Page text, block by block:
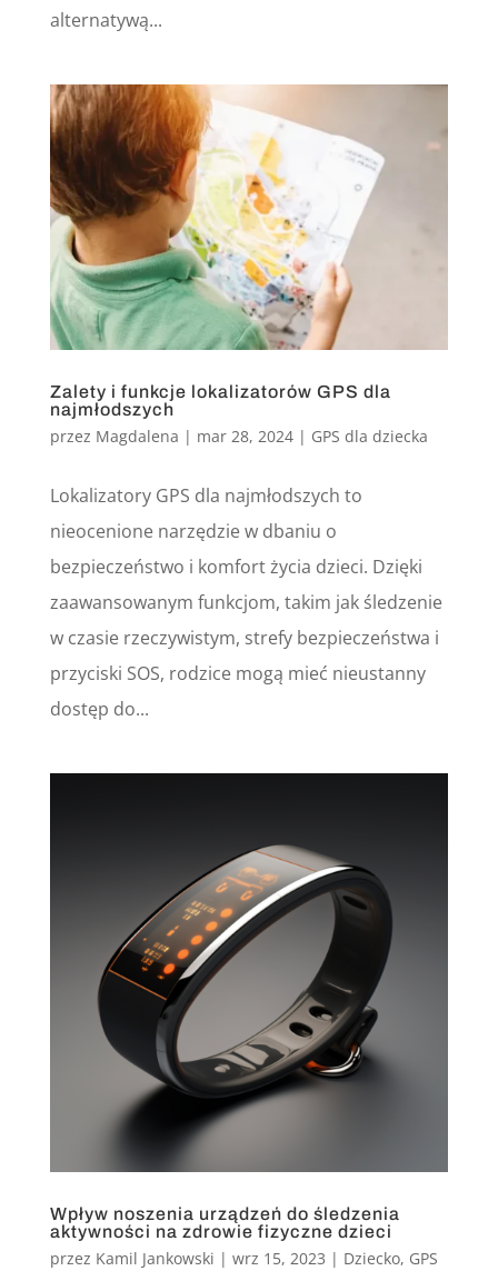
alternatywą...
Zalety i funkcje lokalizatorów GPS dla
najmłodszych
przez Magdalena | mar 28, 2024| GPS dla dziecka
Lokalizatory GPS dla najmłodszych to
nieocenione narzędzie w dbaniu o
bezpieczeństwo i komfort życia dzieci. Dzięki
zaawansowanym funkcjom, takim jak śledzenie
w czasie rzeczywistym, strefy bezpieczeństwa i
przyciski SOS, rodzice mogą mieć nieustanny
dostęp do...
Wpływ noszenia urządzeń do śledzenia
aktywności na zdrowie fizyczne dzieci
przez Kamil Jankowski | wrz 15, 2023 | Dziecko, GPS